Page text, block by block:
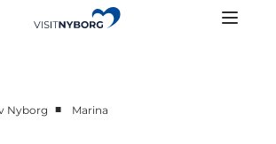
Nyborg ■ Marina